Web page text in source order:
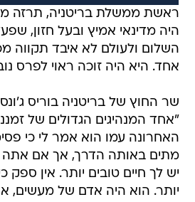
ראשת ממשלת בריטניה, תרזה
היה מדינאי אמיץ ובעל חזון,
השלום ולעולם לא איבד תקווה
אחד. היא היה זוכה ראוי לפרס
שר החוץ של בריטניה בוריס
"אחד המנהיגים הגדולים של
האחרונה עמו הוא אמר לי כי
מתים באותה הדרך, אך אם אתה
יש לך חיים טובים יותר. אין ספק
יותר. הוא היה אדם של מעשים,